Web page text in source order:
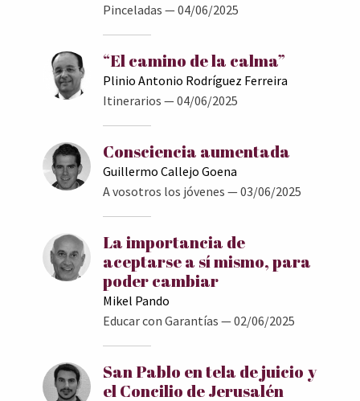
Pinceladas — 04/06/2025
“El camino de la calma”
Plinio Antonio Rodríguez Ferreira
Itinerarios — 04/06/2025
Consciencia aumentada
Guillermo Callejo Goena
A vosotros los jóvenes — 03/06/2025
La importancia de
aceptarse a sí mismo, para
poder cambiar
Mikel Pando
Educar con Garantías — 02/06/2025
San Pablo en tela de juicio y
el Concilio de Jerusalén